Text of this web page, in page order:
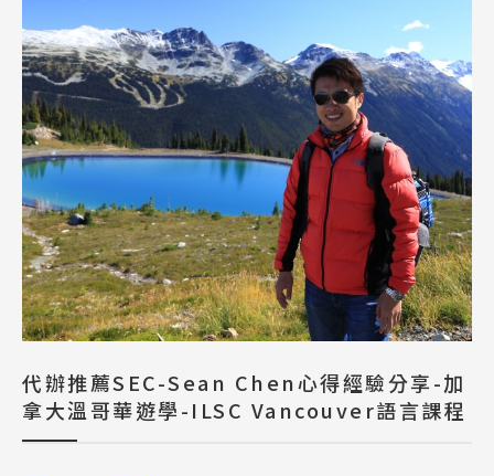
代辦推薦SEC-Sean Chen心得經驗分享-加
拿大溫哥華遊學-ILSC Vancouver語言課程